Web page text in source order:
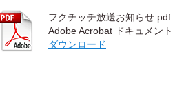
フクチッチ放送お知らせ.pdf
Adobe Acrobat ドキュメン
ダウンロード